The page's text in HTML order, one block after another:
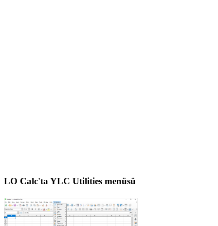
LO Calc'ta YLC Utilities menüsü